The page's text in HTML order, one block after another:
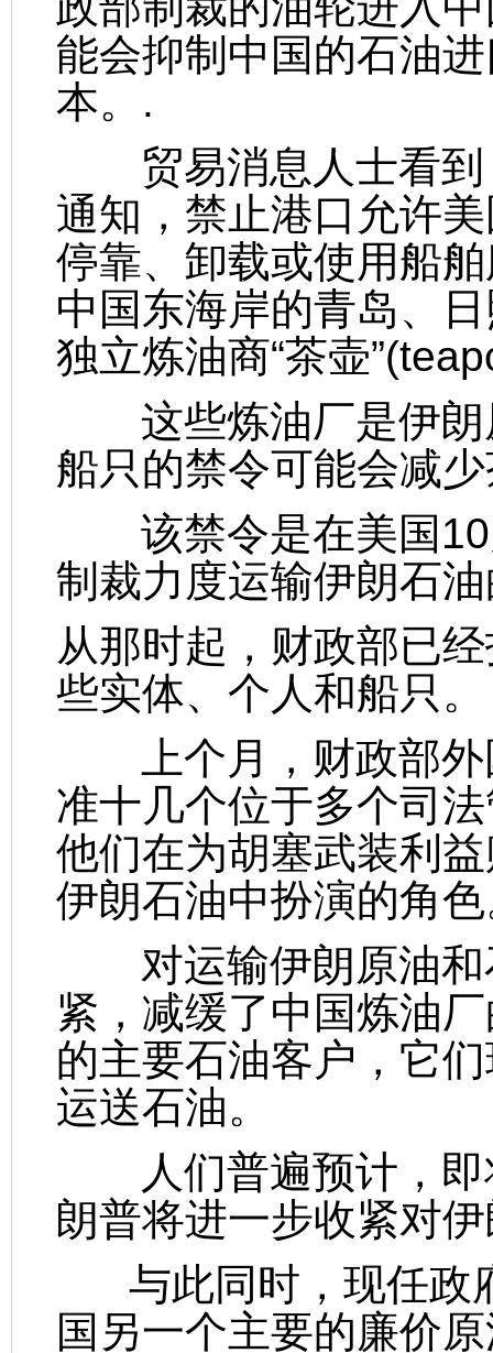
能会抑制中国的石油
本。.
贸易消息人士看到
通知，禁止港口允许
停靠、卸载或使用船
中国东海岸的青岛、
独立炼油商“茶壶
这些炼油厂是伊朗
船只的禁令可能会减
该禁令是在美国10
制裁力度运输伊朗石
从那时起，财政部已
些实体、个人和船只。
上个月，财政部外
准十几个位于多个司
他们在为胡塞武装利
伊朗石油中扮演的角
对运输伊朗原油和
紧，减缓了中国炼油
的主要石油客户，它
运送石油。
人们普遍预计，即
朗普将进一步收紧对
与此同时，现任政
国另一个主要的廉价